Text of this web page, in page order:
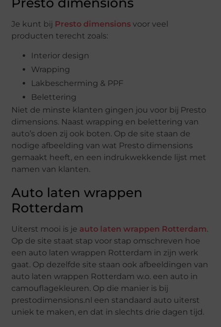
Je kunt bij Presto dimensions voor veel
producten terecht zoals:
Interior design
Wrapping
Lakbescherming & PPF
Belettering
Niet de minste klanten gingen jou voor bij Presto
dimensions. Naast wrapping en belettering van
auto’s doen zij ook boten. Op de site staan de
nodige afbeelding van wat Presto dimensions
gemaakt heeft, en een indrukwekkende lijst met
namen van klanten.
Auto laten wrappen
Rotterdam
Uiterst mooi is je auto laten wrappen Rotterdam.
Op de site staat stap voor stap omschreven hoe
een auto laten wrappen Rotterdam in zijn werk
gaat. Op dezelfde site staan ook afbeeldingen van
auto laten wrappen Rotterdam w.o. een auto in
camouflagekleuren. Op die manier is bij
prestodimensions.nl een standaard auto uiterst
uniek te maken, en dat in slechts drie dagen tijd.